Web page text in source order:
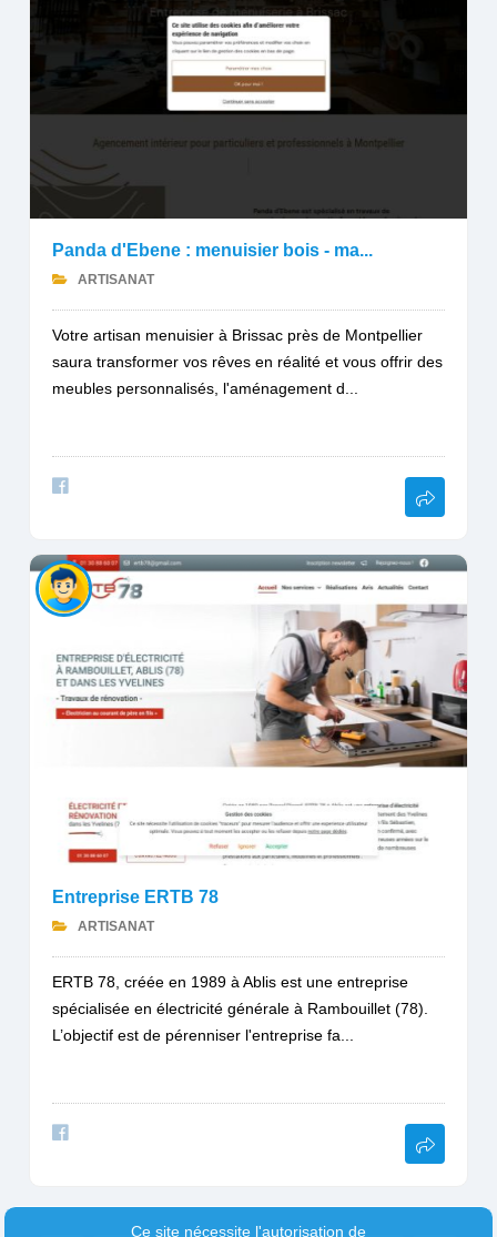
Panda d'Ebene : menuisier bois - ma...
ARTISANAT
Votre artisan menuisier à Brissac près de Montpellier
saura transformer vos rêves en réalité et vous offrir des
meubles personnalisés, l'aménagement d...
Entreprise ERTB 78
ARTISANAT
ERTB 78, créée en 1989 à Ablis est une entreprise
spécialisée en électricité générale à Rambouillet (78).
L’objectif est de pérenniser l'entreprise fa...
Ce site nécessite l'autorisation de